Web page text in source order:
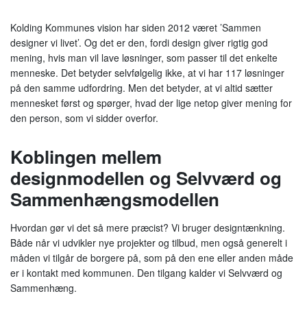
Kolding Kommunes vision har siden 2012 været ’Sammen
designer vi livet’. Og det er den, fordi design giver rigtig god
mening, hvis man vil lave løsninger, som passer til det enkelte
menneske. Det betyder selvfølgelig ikke, at vi har 117 løsninger
på den samme udfordring. Men det betyder, at vi altid sætter
mennesket først og spørger, hvad der lige netop giver mening for
den person, som vi sidder overfor.
Koblingen mellem
designmodellen og Selvværd og
Sammenhængsmodellen
Hvordan gør vi det så mere præcist? Vi bruger designtænkning.
Både når vi udvikler nye projekter og tilbud, men også generelt i
måden vi tilgår de borgere på, som på den ene eller anden måde
er i kontakt med kommunen. Den tilgang kalder vi Selvværd og
Sammenhæng.